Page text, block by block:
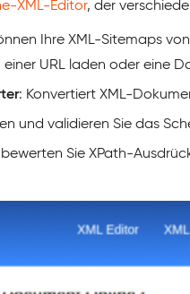
XML-Editor, der
Ihre XML-Sitemaps
URL laden oder eine
: Konvertiert XML-
und validieren Sie das
Sie XPath-